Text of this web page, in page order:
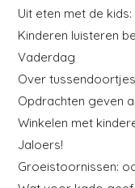
Uit eten met de kids:
Kinderen luisteren
Vaderdag
Over
Opdrachten geven
Winkelen met
Jaloers!
Groeistoornissen: